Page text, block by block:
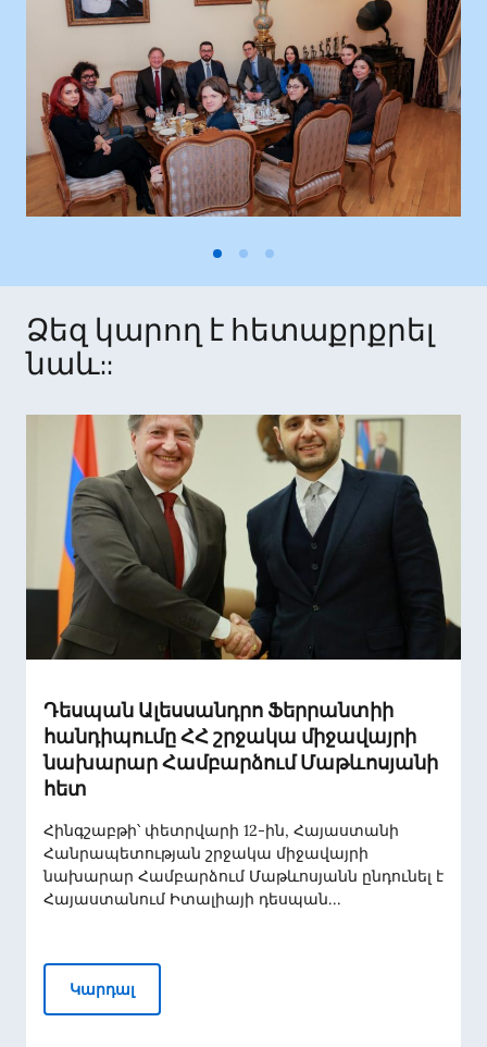
Ձեզ կարող է հետաքրքրել
նաև::
Դեսպան Ալեսսանդրո Ֆերրանտիի
հանդիպումը ՀՀ շրջակա միջավայրի
նախարար Համբարձում Մաթևոսյանի
հետ
Հինգշաբթի՝ փետրվարի 12-ին, Հայաստանի
Հանրապետության շրջակա միջավայրի
նախարար Համբարձում Մաթևոսյանն ընդունել է
Հայաստանում Իտալիայի դեսպան...
ԿարդալԴեսպան Ալեսսանդրո Ֆերրանտիի